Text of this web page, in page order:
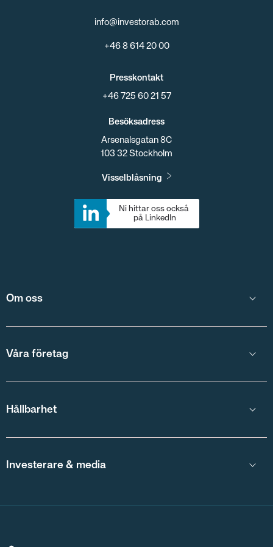
info@investorab.com
+46 8 614 20 00
Presskontakt
+46 725 60 21 57
Besöksadress
Arsenalsgatan 8C
103 32 Stockholm
Visselblåsning
Ni hittar oss också
på LinkedIn
Om oss
Våra företag
Hållbarhet
Investerare & media